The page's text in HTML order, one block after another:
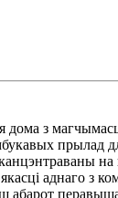
з
прылад
аднаго